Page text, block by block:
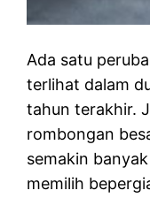
Ada satu
terlihat dalam
tahun terakhir.
rombongan
semakin
memilih